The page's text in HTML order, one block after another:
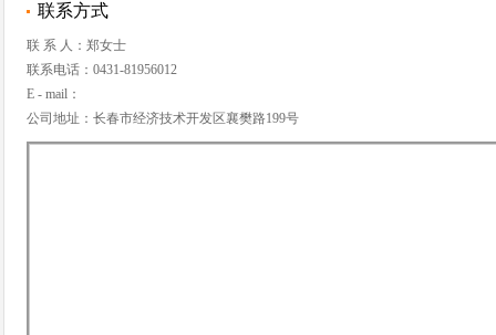
联系方式
联 系 人：郑女士
联系电话：0431-81956012
E - mail：
公司地址：长春市经济技术开发区襄樊路199号